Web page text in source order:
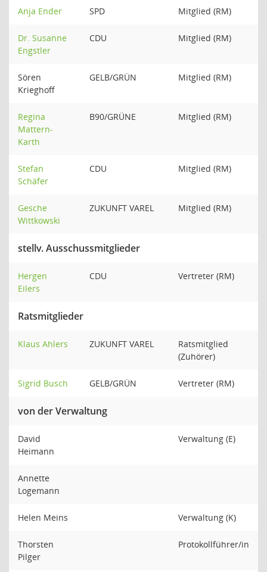
Anja Ender SPD Mitglied (RM)
Dr. Susanne
Engstler
CDU Mitglied (RM)
Sören
Krieghoff
GELB/GRÜN Mitglied (RM)
Regina
Mattern-
Karth
B90/GRÜNE Mitglied (RM)
Stefan
Schäfer
CDU Mitglied (RM)
Gesche
Wittkowski
ZUKUNFT VAREL Mitglied (RM)
stellv. Ausschussmitglieder
Hergen
Eilers
CDU Vertreter (RM)
Ratsmitglieder
Klaus Ahlers ZUKUNFT VAREL
Ratsmitglied
(Zuhörer)
Sigrid Busch GELB/GRÜN Vertreter (RM)
von der Verwaltung
David
Heimann
Verwaltung (E)
Annette
Logemann
Helen Meins Verwaltung (K)
Thorsten
Pilger
Protokollführer/in